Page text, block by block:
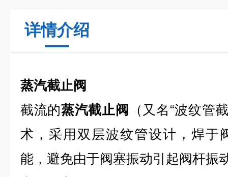
详情介绍
蒸汽截止阀
截流的蒸汽截止阀
（又名“波纹管
术，采用双层波纹管设计，焊于
能，避免由于阀塞振动引起阀杆振